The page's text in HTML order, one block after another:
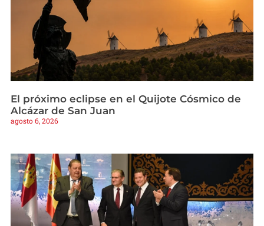
El próximo eclipse en el Quijote Cósmico de
Alcázar de San Juan
agosto 6, 2026